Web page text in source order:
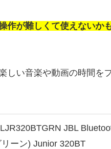
作が難しくて使えないかも
しい音楽や動画の時間を
JBL
リーン) Junior 320BT